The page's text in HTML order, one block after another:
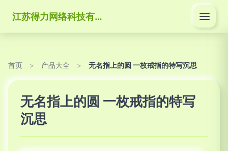
江苏得力网络科技有限公司
首页 > 产品大全 > 无名指上的圆 一枚戒指的特写沉思
无名指上的圆 一枚戒指的特写
沉思